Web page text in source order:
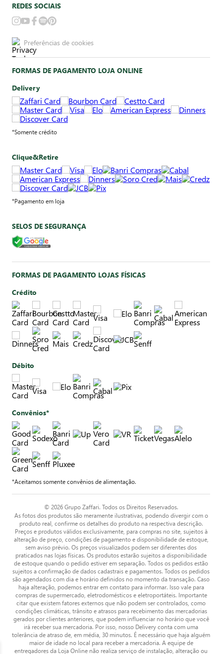
REDES SOCIAIS
Preferências de cookies
FORMAS DE PAGAMENTO LOJA ONLINE
Delivery
*Somente crédito
Clique&Retire
*Pagamento em loja
SELOS DE SEGURANÇA
FORMAS DE PAGAMENTO LOJAS FÍSICAS
Crédito
Débito
Convênios*
*Aceitamos somente convênios de alimentação.
© 2026 Grupo Zaffari. Todos os Direitos Reservados.
As fotos dos produtos são meramente ilustrativas, podendo divergir com o
produto real, confirme os detalhes do produto na respectiva descrição.
Preços e produtos válidos exclusivamente, para compras no site, sujeitos à
alteração de preço, condições de pagamento e disponibilidade de estoque,
sem aviso prévio. Os preços visualizados podem ser diferentes dos
praticados nas lojas físicas. Os produtos estarão sujeitos a disponibilidade
de estoque quando o pedido estiver em separação. Todos os pedidos estão
sujeitos a confirmação de dados cadastrais e pagamentos. Todos os pedidos
são agendados com dia e horário definidos no momento da transação. Caso
haja alteração, podemos entrar em contato para informar. Isso vale para
compras de supermercado, eletrodomésticos e eletroportáteis. Importante
citar que existem fatores externos que não podem ser controlados, como
condições climáticas, trânsito e atrasos para recebimento das mercadorias
gerados por clientes anteriores, que podem influenciar no horário que você
irá receber sua mercadoria. Por isso, nosso Delivery conta com uma
tolerância de atraso de, em média, 30 minutos. É necessário que haja alguém
maior de idade no local para receber a mercadoria. A equipe de
entregadores da Loja Online não realiza serviço de instalação, alteração ou